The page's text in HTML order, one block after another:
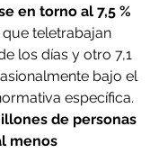
en torno al 7,5 %
teletrabajan
los días y otro 7,1
bajo el
específica.
de personas
menos